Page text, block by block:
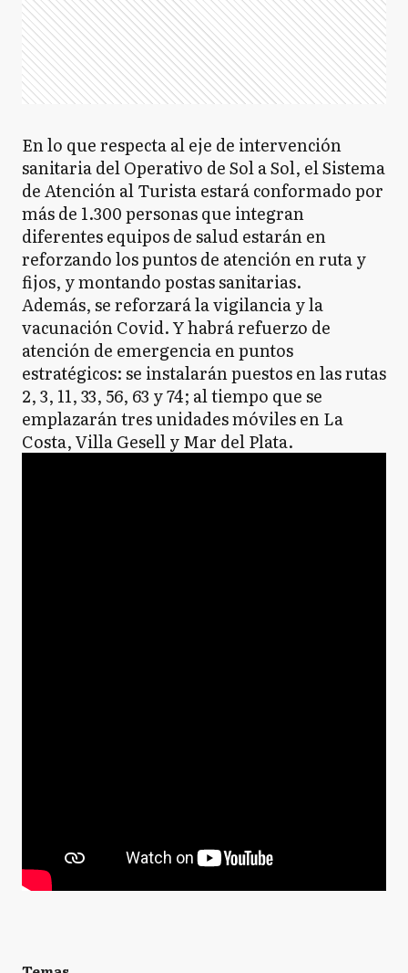
En lo que respecta al eje de intervención
sanitaria del Operativo de Sol a Sol, el Sistema
de Atención al Turista estará conformado por
más de 1.300 personas que integran
diferentes equipos de salud estarán en
reforzando los puntos de atención en ruta y
fijos, y montando postas sanitarias.
Además, se reforzará la vigilancia y la
vacunación Covid. Y habrá refuerzo de
atención de emergencia en puntos
estratégicos: se instalarán puestos en las rutas
2, 3, 11, 33, 56, 63 y 74; al tiempo que se
emplazarán tres unidades móviles en La
Costa, Villa Gesell y Mar del Plata.